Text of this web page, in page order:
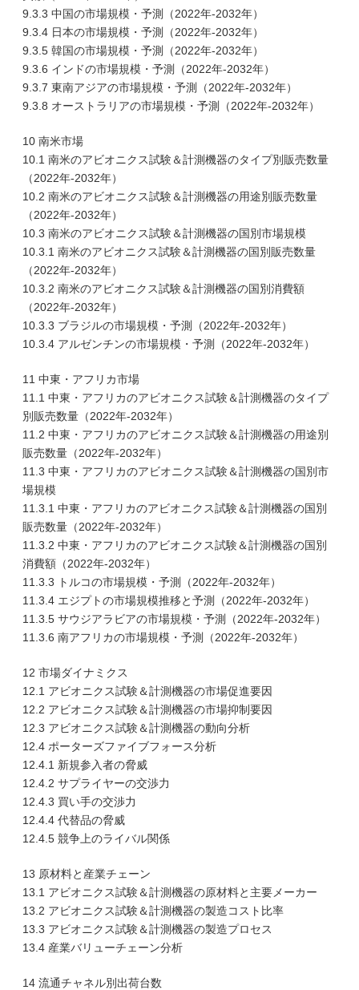
9.3.3 中国の市場規模・予測（2022年-2032年）
9.3.4 日本の市場規模・予測（2022年-2032年）
9.3.5 韓国の市場規模・予測（2022年-2032年）
9.3.6 インドの市場規模・予測（2022年-2032年）
9.3.7 東南アジアの市場規模・予測（2022年-2032年）
9.3.8 オーストラリアの市場規模・予測（2022年-2032年）
10 南米市場
10.1 南米のアビオニクス試験＆計測機器のタイプ別販売数量
（2022年-2032年）
10.2 南米のアビオニクス試験＆計測機器の用途別販売数量
（2022年-2032年）
10.3 南米のアビオニクス試験＆計測機器の国別市場規模
10.3.1 南米のアビオニクス試験＆計測機器の国別販売数量
（2022年-2032年）
10.3.2 南米のアビオニクス試験＆計測機器の国別消費額
（2022年-2032年）
10.3.3 ブラジルの市場規模・予測（2022年-2032年）
10.3.4 アルゼンチンの市場規模・予測（2022年-2032年）
11 中東・アフリカ市場
11.1 中東・アフリカのアビオニクス試験＆計測機器のタイプ
別販売数量（2022年-2032年）
11.2 中東・アフリカのアビオニクス試験＆計測機器の用途別
販売数量（2022年-2032年）
11.3 中東・アフリカのアビオニクス試験＆計測機器の国別市
場規模
11.3.1 中東・アフリカのアビオニクス試験＆計測機器の国別
販売数量（2022年-2032年）
11.3.2 中東・アフリカのアビオニクス試験＆計測機器の国別
消費額（2022年-2032年）
11.3.3 トルコの市場規模・予測（2022年-2032年）
11.3.4 エジプトの市場規模推移と予測（2022年-2032年）
11.3.5 サウジアラビアの市場規模・予測（2022年-2032年）
11.3.6 南アフリカの市場規模・予測（2022年-2032年）
12 市場ダイナミクス
12.1 アビオニクス試験＆計測機器の市場促進要因
12.2 アビオニクス試験＆計測機器の市場抑制要因
12.3 アビオニクス試験＆計測機器の動向分析
12.4 ポーターズファイブフォース分析
12.4.1 新規参入者の脅威
12.4.2 サプライヤーの交渉力
12.4.3 買い手の交渉力
12.4.4 代替品の脅威
12.4.5 競争上のライバル関係
13 原材料と産業チェーン
13.1 アビオニクス試験＆計測機器の原材料と主要メーカー
13.2 アビオニクス試験＆計測機器の製造コスト比率
13.3 アビオニクス試験＆計測機器の製造プロセス
13.4 産業バリューチェーン分析
14 流通チャネル別出荷台数